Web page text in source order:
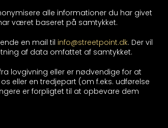
alle informationer du har givet
været baseret på samtykket.
en mail til info@streetpoint.dk. Der vil
af data omfattet af samtykket.
lovgivning eller er nødvendige for at
eller en tredjepart (om f.eks. udførelse
er forpligtet til at opbevare dem